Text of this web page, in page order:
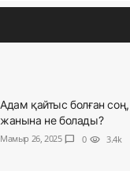
Адам қайтыс болған
жанына не болады?
Мамыр 26, 2025 chat_bubble 0 visibility 3.4k